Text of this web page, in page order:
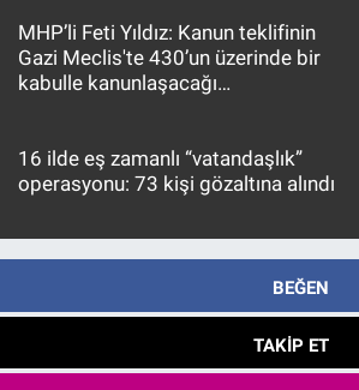
MHP’li Feti Yıldız: Kanun teklifinin
Gazi Meclis'te 430’un üzerinde bir
kabulle kanunlaşacağı
16 ilde eş zamanlı “vatandaşlık”
operasyonu: 73 kişi gözaltına alındı
BEĞEN
TAKIP ET